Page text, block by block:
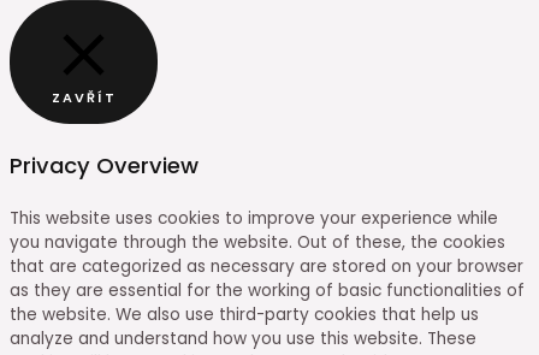
ZAVŘÍT
Privacy Overview
This website uses cookies to improve your experience while
you navigate through the website. Out of these, the cookies
that are categorized as necessary are stored on your browser
as they are essential for the working of basic functionalities of
the website. We also use third-party cookies that help us
analyze and understand how you use this website. These